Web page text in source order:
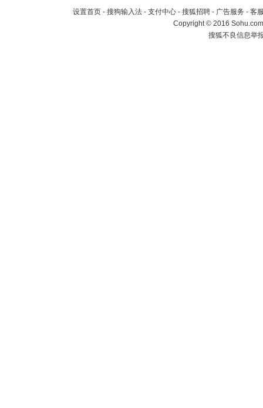
设置首页 - 搜狗输入法 - 支付中心 - 搜狐招聘 - 广告服务 - 客
Copyright©2016
搜狐不良信息举